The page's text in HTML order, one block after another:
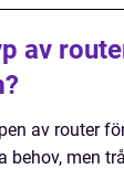
av
av router
behov, men